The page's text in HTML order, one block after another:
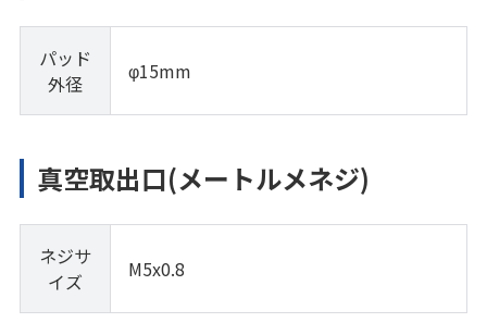
パッド
外径
φ15mm
真空取出口(メートルメネジ)
ネジサ
イズ
M5x0.8